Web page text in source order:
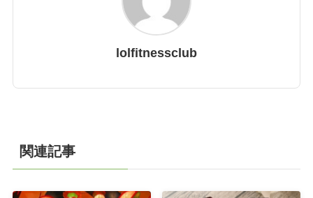
lolfitnessclub
関連記事